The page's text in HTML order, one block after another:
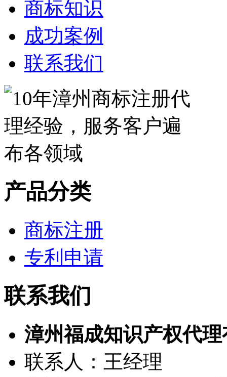
商标知识
成功案例
联系我们
产品分类
商标注册
专利申请
联系我们
漳州福成知识产权代
联系人：王经理